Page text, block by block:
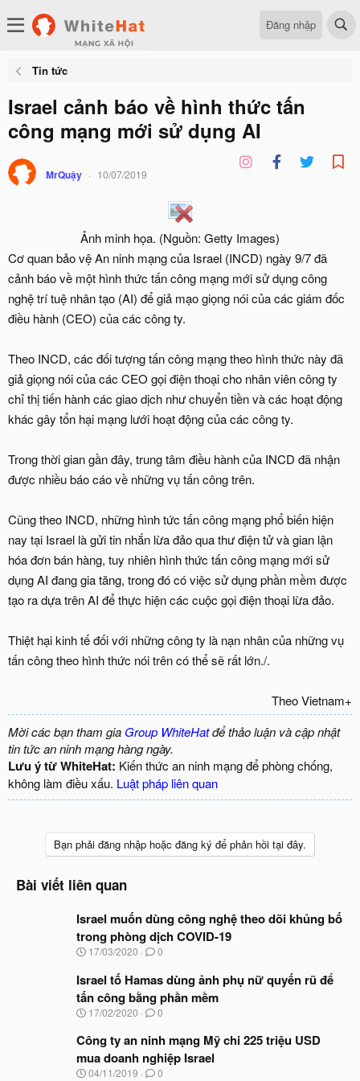
Đăng nhập
Tin tức
Israel cảnh báo về hình thức tấn
công mạng mới sử dụng AI
MrQuậy 10/07/2019
Ảnh minh họa. (Nguồn: Getty Images)​
Cơ quan bảo vệ An ninh mạng của Israel (INCD) ngày 9/7 đã
cảnh báo về một hình thức tấn công mạng mới sử dụng công
nghệ trí tuệ nhân tạo (AI) để giả mạo giọng nói của các giám đốc
điều hành (CEO) của các công ty.
Theo INCD, các đối tượng tấn công mạng theo hình thức này đã
giả giọng nói của các CEO gọi điện thoại cho nhân viên công ty
chỉ thị tiến hành các giao dịch như chuyển tiền và các hoạt động
khác gây tổn hại mạng lưới hoạt động của các công ty.
Trong thời gian gần đây, trung tâm điều hành của INCD đã nhận
được nhiều báo cáo về những vụ tấn công trên.
Cũng theo INCD, những hình tức tấn công mạng phổ biến hiện
nay tại Israel là gửi tin nhắn lừa đảo qua thư điện tử và gian lận
hóa đơn bán hàng, tuy nhiên hình thức tấn công mạng mới sử
dụng AI đang gia tăng, trong đó có việc sử dụng phần mềm được
tạo ra dựa trên AI để thực hiện các cuộc gọi điện thoại lừa đảo.
Thiệt hại kinh tế đối với những công ty là nạn nhân của những vụ
tấn công theo hình thức nói trên có thể sẽ rất lớn./.
Theo Vietnam+​
Mời các bạn tham gia Group WhiteHatđể thảo luận và cập nhật
tin tức an ninh mạng hàng ngày.
Lưu ý từ WhiteHat: Kiến thức an ninh mạng để phòng chống,
không làm điều xấu. Luật pháp liên quan
Bạn phải đăng nhập hoặc đăng ký để phản hồi tại đây.
Bài viết liên quan
Israel muốn dùng công nghệ theo dõi khủng bố
trong phòng dịch COVID-19
N
à
y
b
ắ
đ
ầ
u
17/03/2020 0
Israel tố Hamas dùng ảnh phụ nữ quyến rũ để
tấn công bằng phần mềm
N
à
b
ắ
17/02/2020 0
Công ty an ninh mạng Mỹ chi 225 triệu USD
mua doanh nghiệp Israel
N
04/11/2019 0